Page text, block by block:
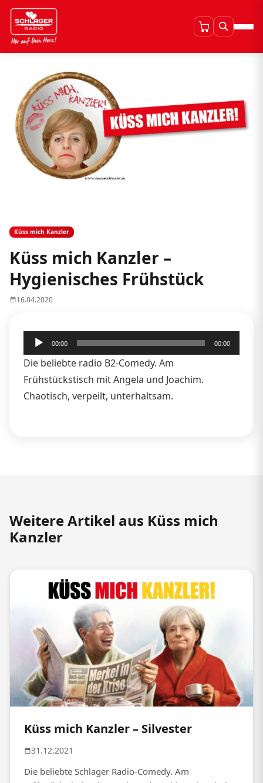
Küss mich Kanzler
Küss mich Kanzler –
Hygienisches Frühstück
16.04.2020
Audio-
Player
00:00 00:00
Die beliebte radio B2-Comedy. Am
Frühstückstisch mit Angela und Joachim.
Chaotisch, verpeilt, unterhaltsam.
Weitere Artikel aus Küss mich
Kanzler
Küss mich Kanzler – Silvester
31.12.2021
Die beliebte Schlager Radio-Comedy. Am